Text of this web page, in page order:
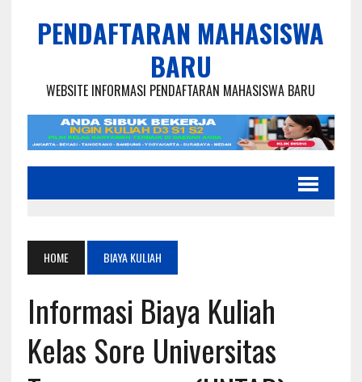
PENDAFTARAN MAHASISWA
BARU
WEBSITE INFORMASI PENDAFTARAN MAHASISWA BARU
HOME BIAYA KULIAH
Informasi Biaya Kuliah
Kelas Sore Universitas